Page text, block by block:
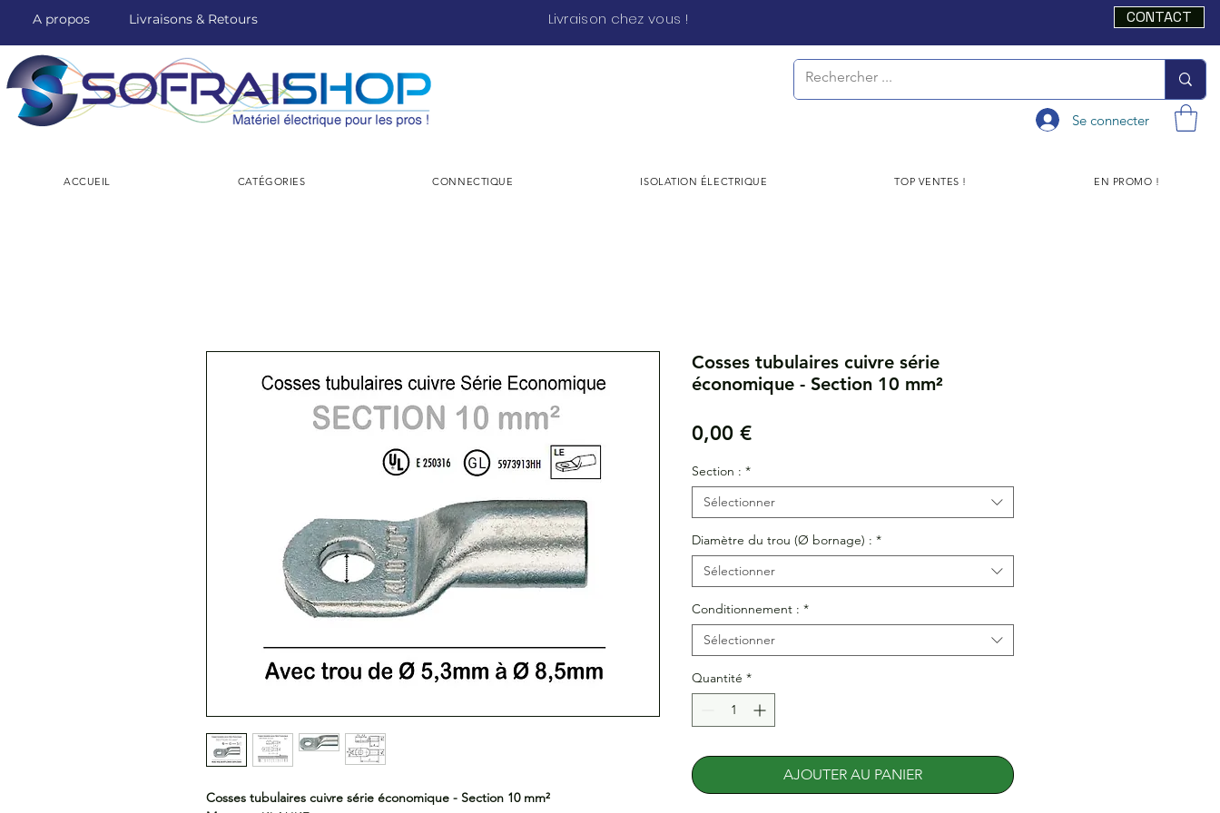
A propos Livraisons & Retours Livraison chez vous ! CONTACT
Se connecter
ACCUEIL CATÉGORIES CONNECTIQUE ISOLATION ÉLECTRIQUE TOP VENTES ! EN PROMO !
Cosses tubulaires cuivre série économique - Section 10 mm²
Cosses tubulaires cuivre série
économique - Section 10 mm²
0,00 €Prix
Section : *
Sélectionner
Diamètre du trou (Ø bornage) : *
Sélectionner
Conditionnement : *
Sélectionner
Quantité *
AJOUTER AU PANIER